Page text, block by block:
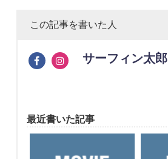
この記事を書いた人
サーフィン太郎
最近書いた記事